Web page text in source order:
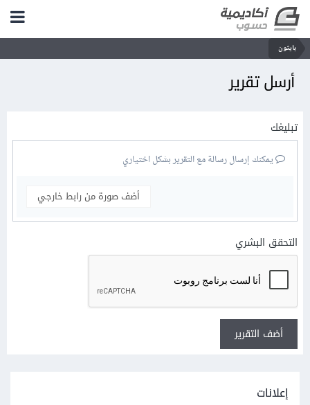
بايثون
أرسل تقرير
تبليغك
يمكنك إرسال رسالة مع التقرير بشكل اختياري
أضف صورة من رابط خارجي
التحقق البشري
أضف التقرير
إعلانات